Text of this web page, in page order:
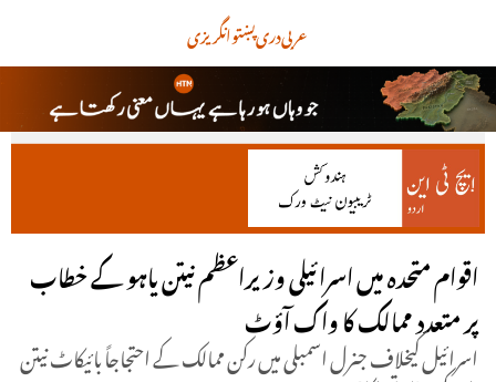
انگریزیپښتودریعربی
اقوام متحدہ میں اسرائیلی وزیراعظم نیتن یاہو کے خطاب
پر متعدد ممالک کا واک آؤٹ
اسرائیل کیخلاف جنرل اسمبلی میں رکن ممالک کے احتجاجاً بائیکاٹ نیتن